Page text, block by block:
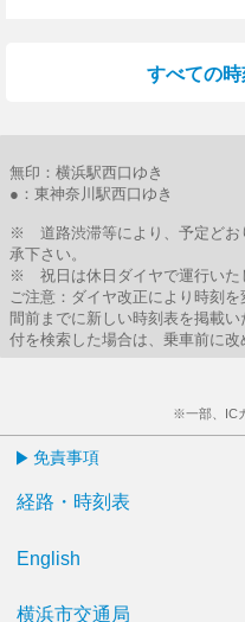
すべての
無印：横浜駅西口ゆき
●：東神奈川駅西口ゆき
※ 道路渋滞等により、予定どお
承下さい。
※ 祝日は休日ダイヤで運行いた
ご注意：ダイヤ改正により時刻
間前までに新しい時刻表を掲載
付を検索した場合は、乗車前に改
※一部、IC
免責事項
経路・時刻表
English
横浜市交通局